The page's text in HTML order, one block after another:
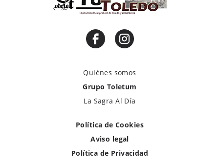
Quiénes somos
Grupo Toletum
La Sagra Al Día
Política de Cookies
Aviso legal
Política de Privacidad